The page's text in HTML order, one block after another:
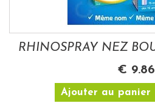
€ 9.86
Ajouter au panier